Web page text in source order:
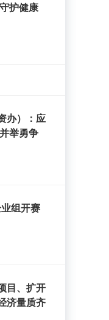
护健康
办）：应
举勇争
组开赛
目、扩开
济量质齐